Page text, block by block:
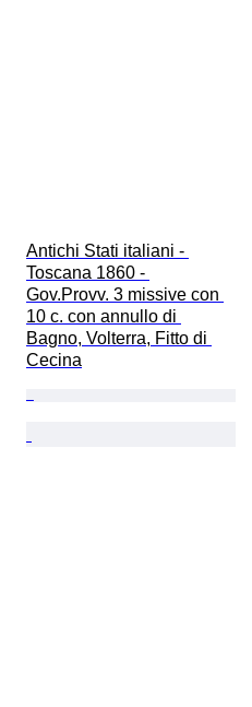
Antichi Stati italiani -
Toscana 1860 -
Gov.Provv. 3 missive con
10 c. con annullo di
Bagno, Volterra, Fitto di
Cecina